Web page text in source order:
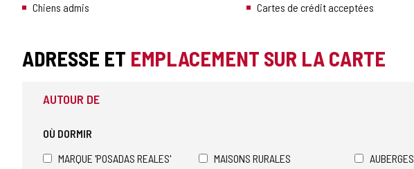
Chiens admis Cartes de crédit acceptées
ADRESSE ET EMPLACEMENT SUR LA CARTE
AUTOUR DE
OÙ DORMIR
MARQUE 'POSADAS REALES'
MAISONS RURALES AUBERGES